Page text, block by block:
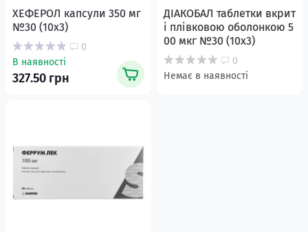
ХЕФЕРОЛ капсули 350 мг
№30 (10x3)
0
В наявності
327.50 грн
ДІАКОБАЛ таблетки вкрит
і плівковою оболонкою 5
00 мкг №30 (10х3)
0
Немає в наявності